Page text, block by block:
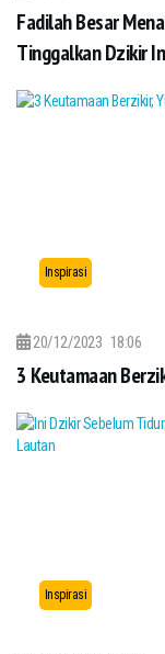
Fadilah Besar
Tinggalkan Dzikir
Inspirasi
20/12/2023 18:06
3 Keutamaan
Inspirasi